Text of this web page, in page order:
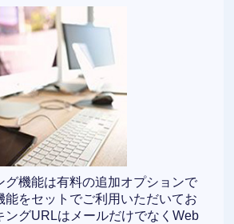
グ機能は有料の追加オプションで
能をセットでご利用いただいてお
ングURLはメールだけでなくWeb